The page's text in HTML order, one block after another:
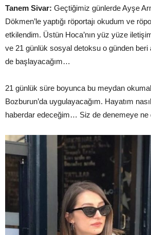
Tanem Sivar: Geçtiğimiz günlerde Ayşe
Dökmen’le yaptığı röportajı okudum ve
etkilendim. Üstün Hoca’nın yüz yüze
ve 21 günlük sosyal detoksu o günden beri
de başlayacağım…
21 günlük süre boyunca bu meydan
Bozburun’da uygulayacağım. Hayatım
haberdar edeceğim… Siz de denemeye ne